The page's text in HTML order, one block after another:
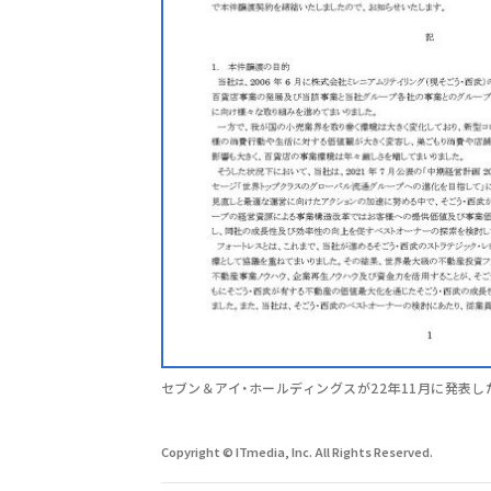
セブン＆アイ・ホールディングスが22年11月に発表し
Copyright © ITmedia, Inc. All Rights Reserved.